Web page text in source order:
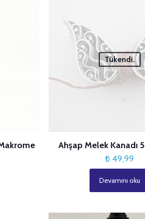
5/5
yıldız
Fiyat
Tükendi.
Ahşap Melek Kanadı
₺ 49,99
Devamını oku